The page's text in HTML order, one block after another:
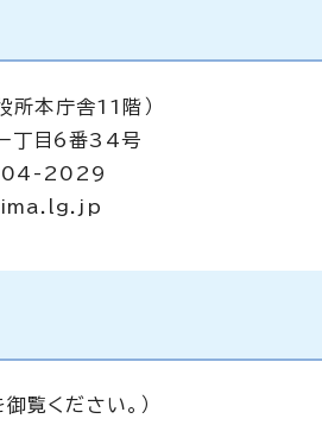
所本庁舎11階）
丁目6番34号
2029
覧ください。）